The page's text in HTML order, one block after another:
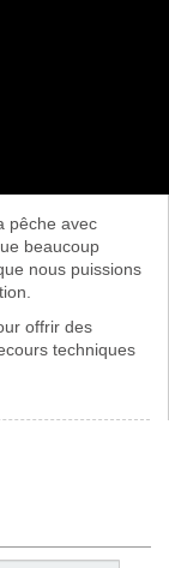
pêche avec
beaucoup
nous puissions
offrir des
techniques